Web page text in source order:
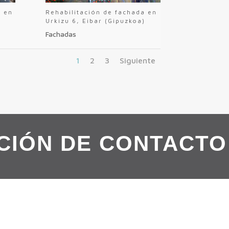
en
Rehabilitación de fachada en
Urkizu 6, Eibar (Gipuzkoa)
Fachadas
1 2 3 Siguiente
DE CONTACTO